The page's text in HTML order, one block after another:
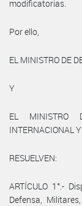
modificatorias.
Por ello,
EL MINISTRO DE
Y
EL MINISTRO
INTERNACIONAL Y
RESUELVEN:
ARTÍCULO 1°.-
Defensa,